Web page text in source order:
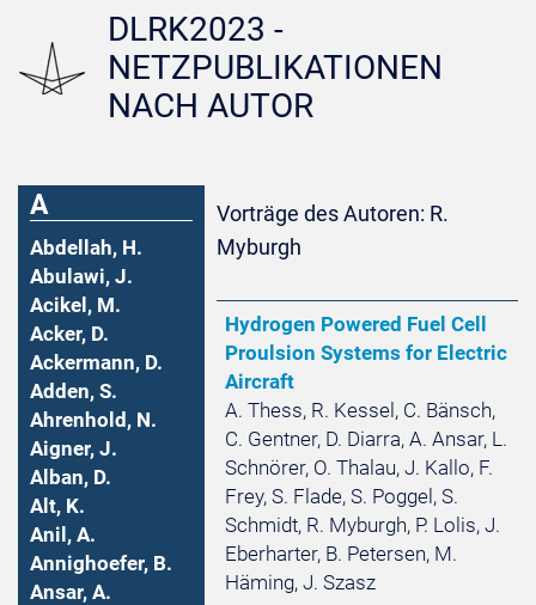
DLRK2023 -
NETZPUBLIKATIONEN
NACH AUTOR
A
Abdellah, H.
Abulawi, J.
Acikel, M.
Acker, D.
Ackermann, D.
Adden, S.
Ahrenhold, N.
Aigner, J.
Alban, D.
Alt, K.
Anil, A.
Annighoefer, B.
Ansar, A.
Vorträge des Autoren: R.
Myburgh
Hydrogen Powered Fuel Cell
Proulsion Systems for Electric
Aircraft
A. Thess, R. Kessel, C. Bänsch,
C. Gentner, D. Diarra, A. Ansar, L.
Schnörer, O. Thalau, J. Kallo, F.
Frey, S. Flade, S. Poggel, S.
Schmidt, R. Myburgh, P. Lolis, J.
Eberharter, B. Petersen, M.
Häming, J. Szasz